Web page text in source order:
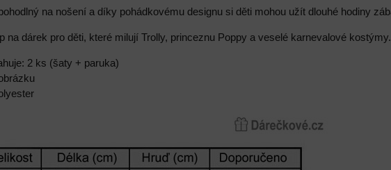
na nošení a díky pohádkovému designu si děti mohou užít dlouhé hodiny
na dárek pro děti, které milují Trolly, princeznu Poppy a veselé karnevalové kostýmy.
2 ks (šaty + paruka)